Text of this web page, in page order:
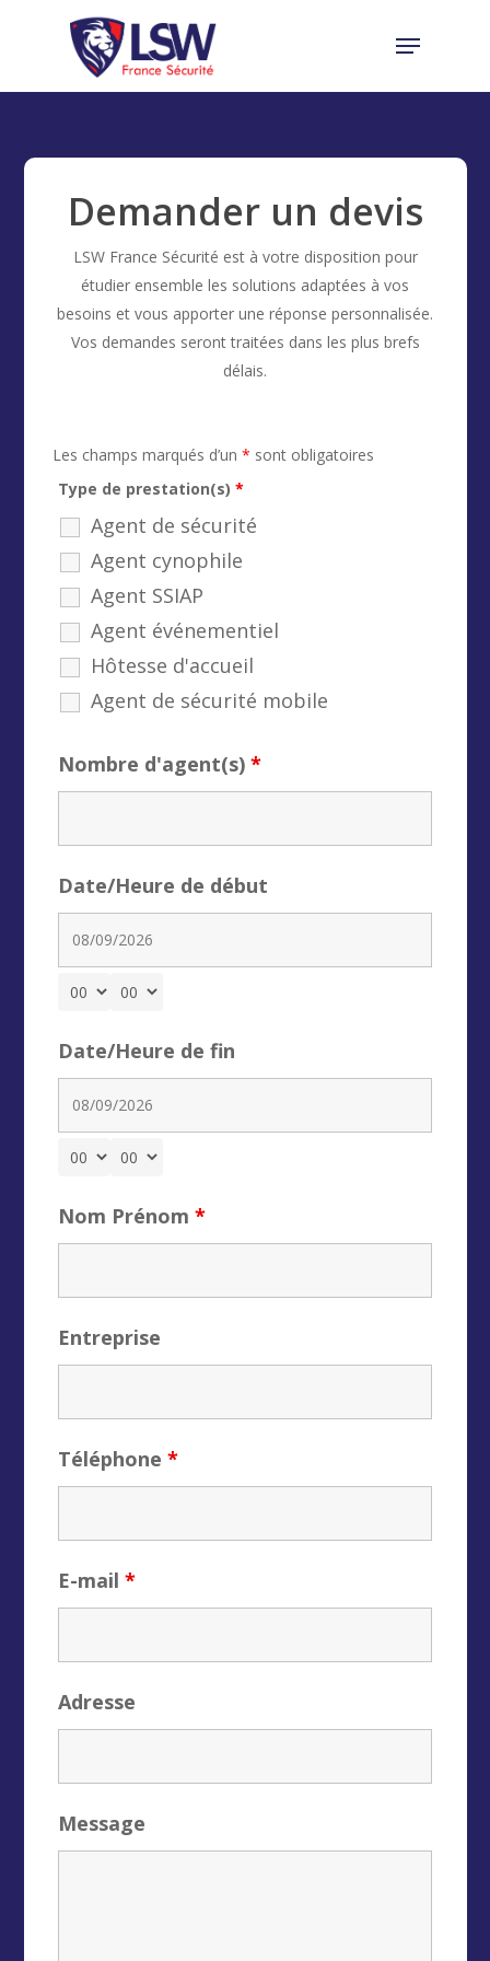
content
Menu
Demander un devis
LSW France Sécurité est à votre disposition pour
étudier ensemble les solutions adaptées à vos
besoins et vous apporter une réponse personnalisée.
Vos demandes seront traitées dans les plus brefs
délais.
Les champs marqués d’un* sont obligatoires
Type de prestation(s)*
Agent de sécurité
Agent cynophile
Agent SSIAP
Agent événementiel
Hôtesse d'accueil
Agent de sécurité mobile
Nombre d'agent(s)*
Date/Heure de début
Date/Heure de fin
Nom Prénom*
Entreprise
Téléphone*
E-mail*
Adresse
Message
Menu